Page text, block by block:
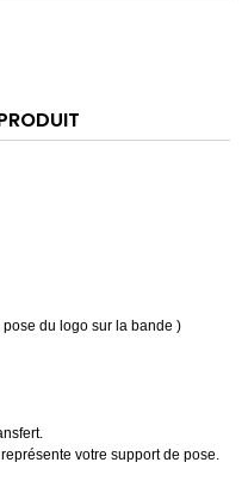
du logo sur la bande )
votre support de pose.